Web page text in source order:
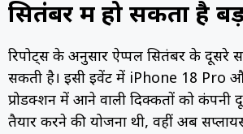
सितंबर में हो सकता है
रिपोर्ट्स के अनुसार ऐप्पल सितंबर के दूसरे
सकती है। इसी इवेंट में iPhone 18 Pro
प्रोडक्शन में आने वाली दिक्कतों को
तैयार करने की योजना थी, वहीं अब